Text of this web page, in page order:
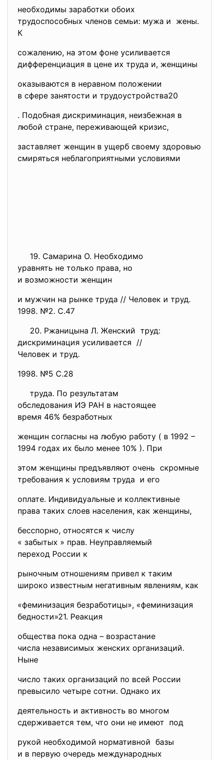
необходимы заработки обоих
трудоспособных членов семьи: мужа и жены.
К
сожалению, на этом фоне усиливается
дифференциация в цене их труда и, женщины
оказываются в неравном положении
в сфере занятости и трудоустройства20
. Подобная дискриминация, неизбежная в
любой стране, переживающей кризис,
заставляет женщин в ущерб своему здоровью
смиряться неблагоприятными условиями
19. Самарина О. Необходимо
уравнять не только права, но
и возможности женщин
и мужчин на рынке труда // Человек и труд.
1998. №2. С.47
20. Ржаницына Л. Женский труд:
дискриминация усиливается //
Человек и труд.
1998. №5 С.28
труда. По результатам
обследования ИЭ РАН в настоящее
время 46% безработных
женщин согласны на любую работу ( в 1992 –
1994 годах их было менее 10% ). При
этом женщины предъявляют очень скромные
требования к условиям труда и его
оплате. Индивидуальные и коллективные
права таких слоев населения, как женщины,
бесспорно, относятся к числу
« забытых » прав. Неуправляемый
переход России к
рыночным отношениям привел к таким
широко известным негативным явлениям, как
«феминизация безработицы», «феминизация
бедности»21. Реакция
общества пока одна – возрастание
числа независимых женских организаций.
Ныне
число таких организаций по всей России
превысило четыре сотни. Однако их
деятельность и активность во многом
сдерживается тем, что они не имеют под
рукой необходимой нормативной базы
и в первую очередь международных